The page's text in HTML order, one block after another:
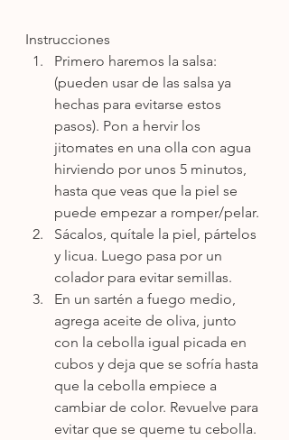
Instrucciones
Primero haremos la salsa:
(pueden usar de las salsa ya
hechas para evitarse estos
pasos). Pon a hervir los
jitomates en una olla con agua
hirviendo por unos 5 minutos,
hasta que veas que la piel se
puede empezar a romper/pelar.
Sácalos, quítale la piel, pártelos
y licua. Luego pasa por un
colador para evitar semillas.
En un sartén a fuego medio,
agrega aceite de oliva, junto
con la cebolla igual picada en
cubos y deja que se sofría hasta
que la cebolla empiece a
cambiar de color. Revuelve para
evitar que se queme tu cebolla.